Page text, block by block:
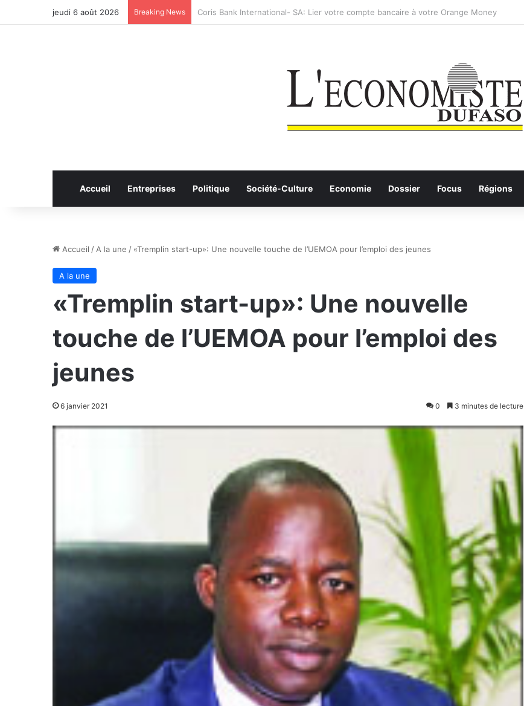
jeudi 6 août 2026 Breaking News CAN féminine 2026 : les Etalons Dames quittent la compétition
Accueil Entreprises Politique Société-Culture Economie Dossier Focus Régions
Accueil / A la une / «Tremplin start-up»: Une nouvelle touche de l’UEMOA pour l’emploi des jeunes
A la une
«Tremplin start-up»: Une nouvelle
touche de l’UEMOA pour l’emploi des
jeunes
6 janvier 2021 0 3 minutes de lecture